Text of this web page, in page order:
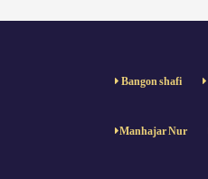
Bangon shafi
Manhajar Nur